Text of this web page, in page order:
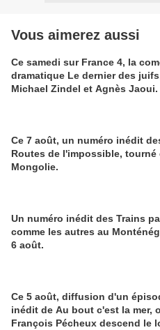
Vous aimerez aussi
Ce samedi sur France 4, la
dramatique Le dernier des
Michael Zindel et Agnès Jaoui.
Ce 7 août, un numéro inédit
Routes de l'impossible, tourné
Mongolie.
Un numéro inédit des Trains
comme les autres au
6 août.
Ce 5 août, diffusion d'un épisode
inédit de Au bout c'est la mer,
François Pécheux descend le